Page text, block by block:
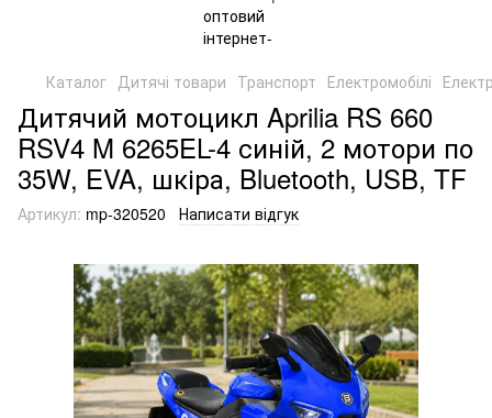
Каталог Дитячі товари Транспорт Електромобілі
Дитячий мотоцикл Aprilia RS 660
RSV4 M 6265EL-4 синій, 2 мотори по
35W, EVA, шкіра, Bluetooth, USB, TF
Артикул: mp-320520 Написати відгук